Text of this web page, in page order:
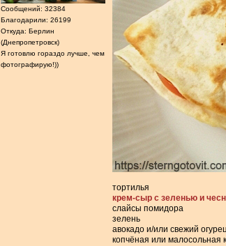
Сообщений: 32384
Благодарили: 26199
Откуда: Берлин
(Днепропетровск)
Я готовлю гораздо лучше, чем
фотографирую!))
тортилья
крем-сыр с зеленью и
слайсы помидора
зелень
авокадо и/или свежий
копчёная или малосольная